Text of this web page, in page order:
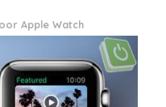
Apple Watch